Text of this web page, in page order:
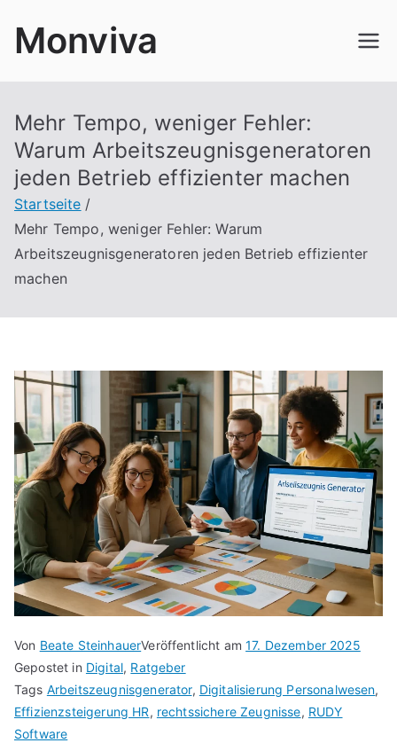
InhaltMonviva
Mehr Tempo, weniger Fehler:
Warum Arbeitszeugnisgeneratoren
jeden Betrieb effizienter machen
Startseite
Mehr Tempo, weniger Fehler: Warum
Arbeitszeugnisgeneratoren jeden Betrieb effizienter
machen
Von Beate SteinhauerVeröffentlicht am17. Dezember 2025
Gepostet in Digital, Ratgeber
Tags Arbeitszeugnisgenerator, Digitalisierung Personalwesen,
Effizienzsteigerung HR, rechtssichere Zeugnisse, RUDY
Software